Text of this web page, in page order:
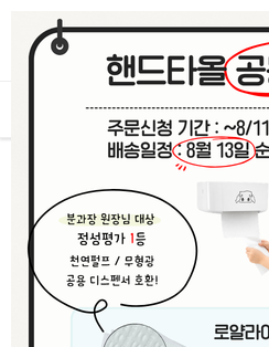
MD추천 PLAYLAB
미술도구·색칠류
스테판조셉리유저